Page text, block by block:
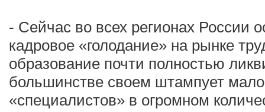
- Сейчас во всех регионах России
кадровое «голодание» на рынке
образование почти полностью
большинстве своем штампует
«специалистов» в огромном